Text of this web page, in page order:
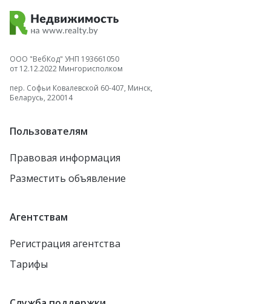
ООО "ВебКод" УНП 193661050
от 12.12.2022 Мингорисполком
пер. Софьи Ковалевской 60-407, Минск,
Беларусь, 220014
Пользователям
Правовая информация
Разместить объявление
Агентствам
Регистрация агентства
Тарифы